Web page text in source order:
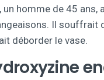
un homme de 45
Il souffrait
déborder le vase.